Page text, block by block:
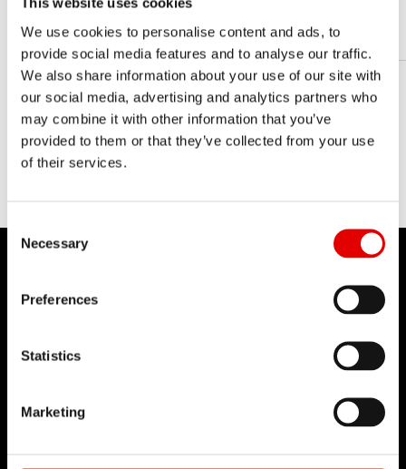
We use cookies to personalise content and ads, to
provide social media features and to analyse our traffic.
We also share information about your use of our site with
our social media, advertising and analytics partners who
may combine it with other information that you’ve
provided to them or that they’ve collected from your use
of their services.
Consent Selection
Necessary
Preferences
Statistics
Marketing
LONGITUD